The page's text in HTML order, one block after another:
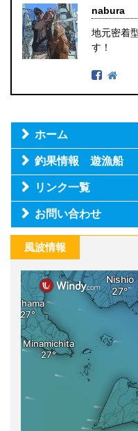
nabura
地元密着
す！
ホーム
釣果情報 遊漁船
リンク一覧
お問い合わせ
風波情報